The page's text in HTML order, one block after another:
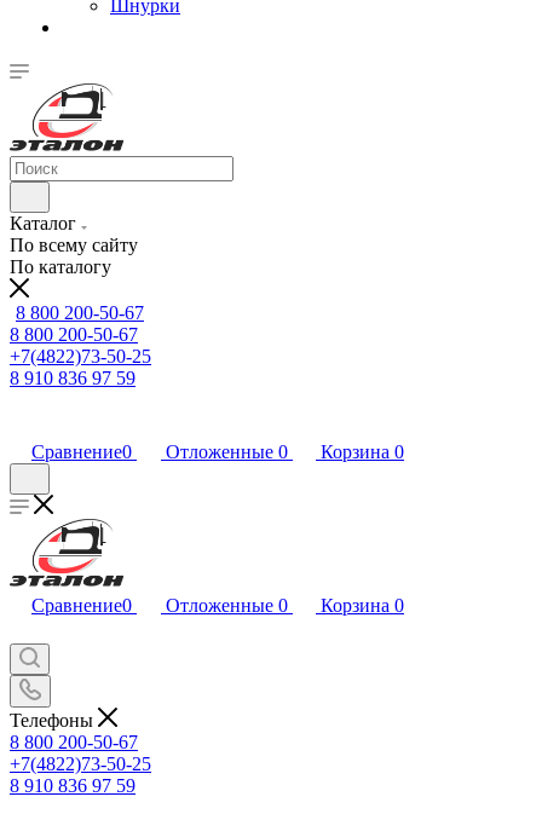
Шнурки
Каталог
По всему сайту
По каталогу
8 800 200-50-67
8 800 200-50-67
+7(4822)73-50-25
8 910 836 97 59
Сравнение0 Отложенные 0 Корзина 0
Сравнение0 Отложенные 0 Корзина 0
Телефоны
8 800 200-50-67
+7(4822)73-50-25
8 910 836 97 59